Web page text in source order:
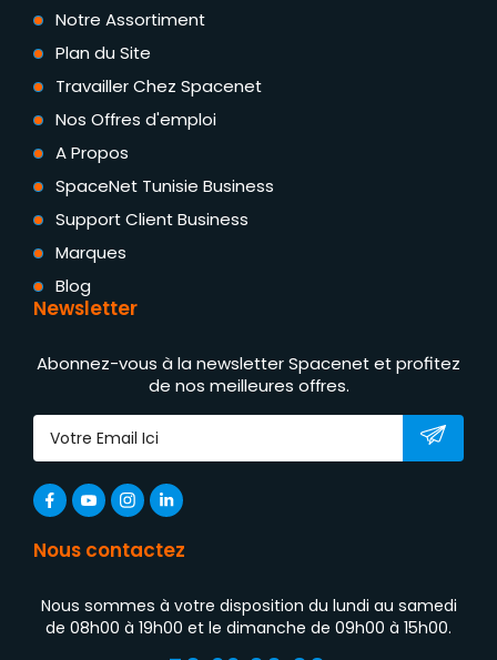
Notre Assortiment
Plan du Site
Travailler Chez Spacenet
Nos Offres d'emploi
A Propos
SpaceNet Tunisie Business
Support Client Business
Marques
Blog
Newsletter
Abonnez-vous à la newsletter Spacenet et profitez
de nos meilleures offres.
Nous contactez
Nous sommes à votre disposition du lundi au samedi
de 08h00 à 19h00 et le dimanche de 09h00 à 15h00.